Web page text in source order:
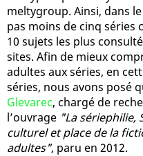
meltygroup. Ainsi, dans le
pas moins de cinq séries
10 sujets les plus
sites. Afin de mieux
adultes aux séries, en
séries, nous avons posé
Glevarec, chargé de
l’ouvrage "La sériephilie,
culturel et place de la
adultes", paru en 2012.